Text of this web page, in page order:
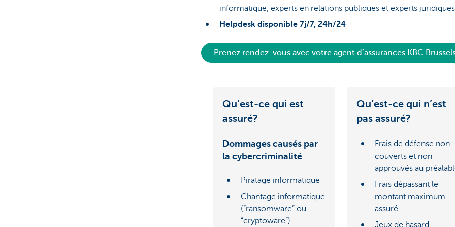
informatique, experts en relations publiques et experts juridiques
Helpdesk disponible 7j/7, 24h/24
Prenez rendez-vous avec votre agent d’assurances KBC
Qu’est-ce qui est
assuré?
Dommages causés par
la cybercriminalité
Piratage informatique
Chantage informatique
(“ransomware” ou
“cryptoware”)
Qu’est-ce qui n’est
pas assuré?
Frais de défense non
couverts et non
approuvés au
Frais dépassant le
montant maximum
assuré
Jeux de hasard